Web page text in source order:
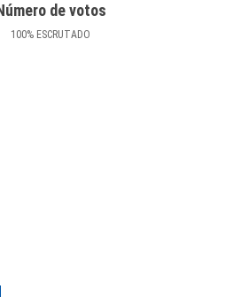
de votos
100% ESCRUTADO